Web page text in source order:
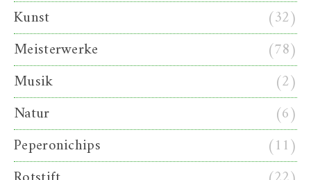
Kunst
(32)
Meisterwerke
(78)
Musik
(2)
Natur
(6)
Peperonichips
(11)